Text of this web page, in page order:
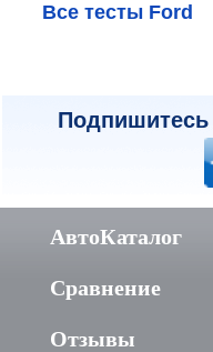
Все тесты Ford
Подпишитесь
АвтоКаталог
Сравнение
Отзывы